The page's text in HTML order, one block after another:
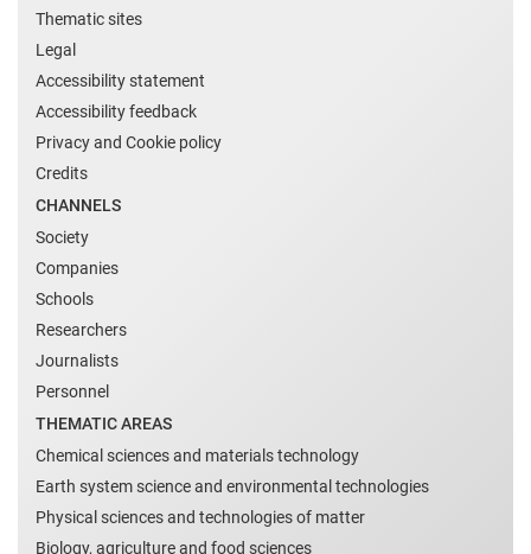
Thematic sites
Legal
Accessibility statement
Accessibility feedback
Privacy and Cookie policy
Credits
CHANNELS
Society
Companies
Schools
Researchers
Journalists
Personnel
THEMATIC AREAS
Chemical sciences and materials technology
Earth system science and environmental technologies
Physical sciences and technologies of matter
Biology, agriculture and food sciences